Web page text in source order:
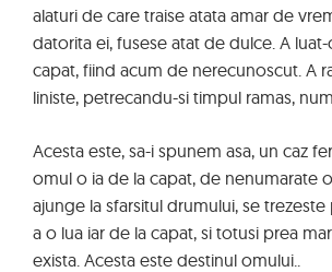
alaturi de care traise atata amar de
datorita ei, fusese atat de dulce. A
capat, fiind acum de nerecunoscut. A
liniste, petrecandu-si timpul ramas,
Acesta este, sa-i spunem asa, un caz
omul o ia de la capat, de nenumarate
ajunge la sfarsitul drumului, se
a o lua iar de la capat, si totusi prea
exista. Acesta este destinul omului..